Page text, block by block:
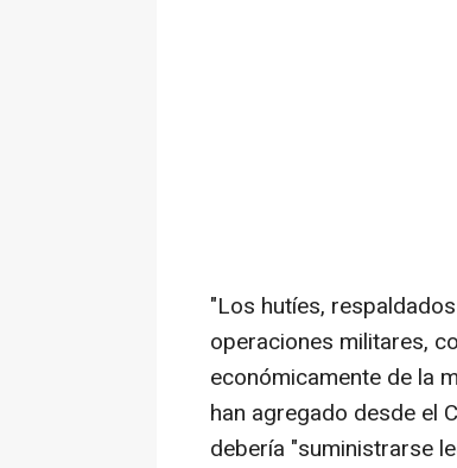
"Los hutíes,
operaciones militares,
económicamente de la
han agregado desde el
debería "suministrarse